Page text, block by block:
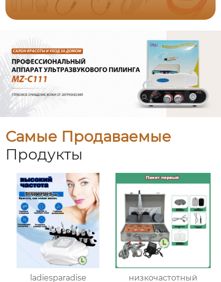
Самые Продаваемые
Продукты
ladiesparadise низкочастотный